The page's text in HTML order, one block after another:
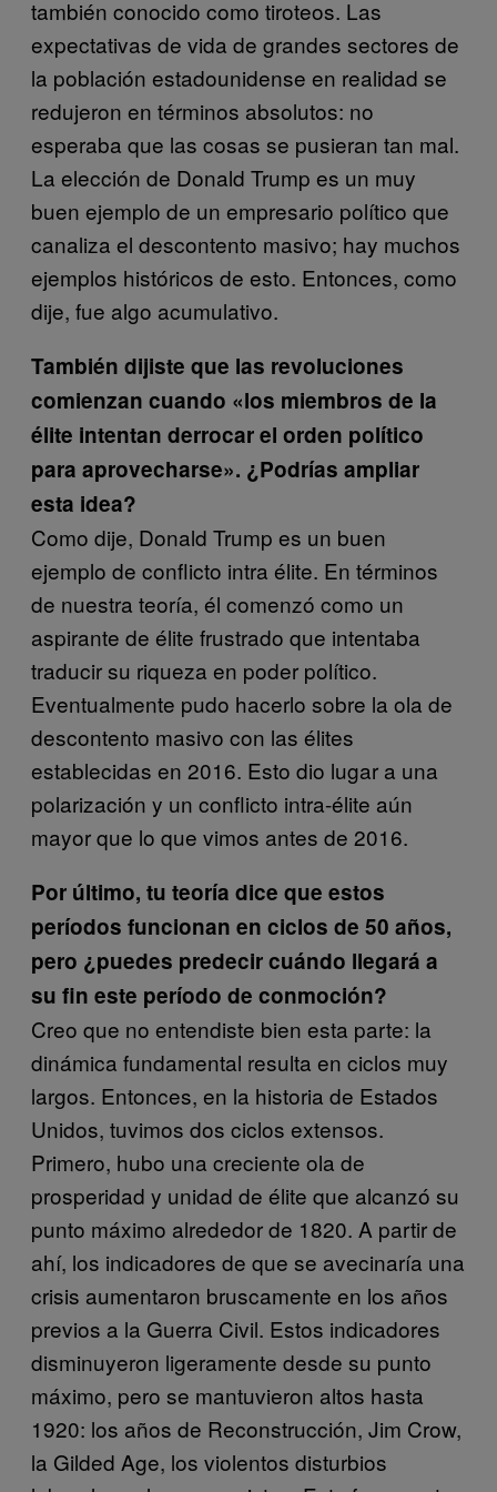
también conocido como tiroteos. Las
expectativas de vida de grandes sectores de
la población estadounidense en realidad se
redujeron en términos absolutos: no
esperaba que las cosas se pusieran tan mal.
La elección de Donald Trump es un muy
buen ejemplo de un empresario político que
canaliza el descontento masivo; hay muchos
ejemplos históricos de esto. Entonces, como
dije, fue algo acumulativo.
También dijiste que las revoluciones
comienzan cuando «los miembros de la
élite intentan derrocar el orden político
para aprovecharse». ¿Podrías ampliar
esta idea?
Como dije, Donald Trump es un buen
ejemplo de conflicto intra élite. En términos
de nuestra teoría, él comenzó como un
aspirante de élite frustrado que intentaba
traducir su riqueza en poder político.
Eventualmente pudo hacerlo sobre la ola de
descontento masivo con las élites
establecidas en 2016. Esto dio lugar a una
polarización y un conflicto intra-élite aún
mayor que lo que vimos antes de 2016.
Por último, tu teoría dice que estos
períodos funcionan en ciclos de 50 años,
pero ¿puedes predecir cuándo llegará a
su fin este período de conmoción?
Creo que no entendiste bien esta parte: la
dinámica fundamental resulta en ciclos muy
largos. Entonces, en la historia de Estados
Unidos, tuvimos dos ciclos extensos.
Primero, hubo una creciente ola de
prosperidad y unidad de élite que alcanzó su
punto máximo alrededor de 1820. A partir de
ahí, los indicadores de que se avecinaría una
crisis aumentaron bruscamente en los años
previos a la Guerra Civil. Estos indicadores
disminuyeron ligeramente desde su punto
máximo, pero se mantuvieron altos hasta
1920: los años de Reconstrucción, Jim Crow,
la Gilded Age, los violentos disturbios